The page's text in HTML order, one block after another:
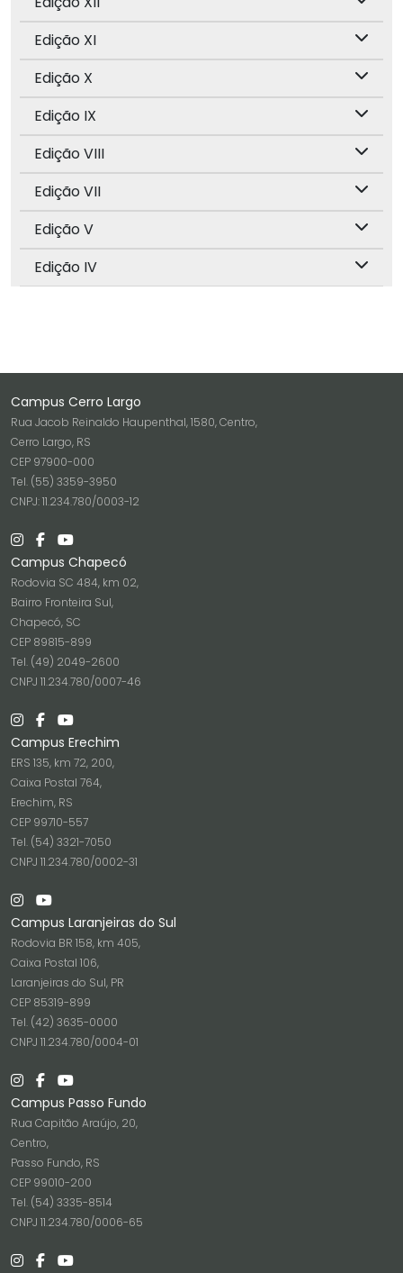
Edição XI
Edição X
Edição IX
Edição VIII
Edição VII
Edição V
Edição IV
Campus Cerro Largo
Rua Jacob Reinaldo Haupenthal, 1580, Centro,
Cerro Largo, RS
CEP 97900-000
Tel. (55) 3359-3950
CNPJ: 11.234.780/0003-12
Campus Chapecó
Rodovia SC 484, km 02,
Bairro Fronteira Sul,
Chapecó, SC
CEP 89815-899
Tel. (49) 2049-2600
CNPJ 11.234.780/0007-46
Campus Erechim
ERS 135, km 72, 200,
Caixa Postal 764,
Erechim, RS
CEP 99710-557
Tel. (54) 3321-7050
CNPJ 11.234.780/0002-31
Campus Laranjeiras do Sul
Rodovia BR 158, km 405,
Caixa Postal 106,
Laranjeiras do Sul, PR
CEP 85319-899
Tel. (42) 3635-0000
CNPJ 11.234.780/0004-01
Campus Passo Fundo
Rua Capitão Araújo, 20,
Centro,
Passo Fundo, RS
CEP 99010-200
Tel. (54) 3335-8514
CNPJ 11.234.780/0006-65